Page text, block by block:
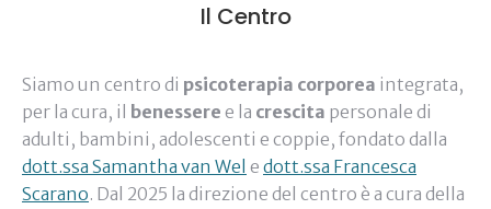
Il Centro
Siamo un centro di psicoterapia corporea integrata,
per la cura, il benessere e la crescita personale di
adulti, bambini, adolescenti e coppie, fondato dalla
dott.ssa Samantha van Wel e dott.ssa Francesca
Scarano. Dal 2025 la direzione del centro è a cura della